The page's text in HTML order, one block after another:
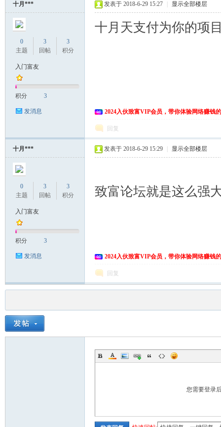
十月***
0
主题
3
回帖
3
积分
入门富友
积分 3
发消息
发表于 2018-6-29 15:27 显示全部楼层
十月天支付为你的项
2024入伙致富VIP会员，带你体验网络赚钱
回复
十月***
0
主题
3
回帖
3
积分
入门富友
积分 3
发消息
发表于 2018-6-29 15:29 显示全部楼层
致富论坛就是这么强
2024入伙致富VIP会员，带你体验网络赚钱
回复
您需要登录